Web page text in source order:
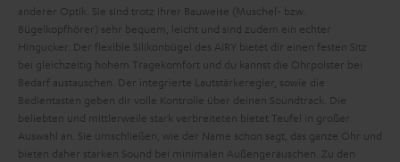
anderer Optik. Sie sind trotz ihrer Bauweise (Muschel- bzw.
Bügelkopfhörer) sehr bequem, leicht und sind zudem ein echter
Hingucker. Der flexible Silikonbügel des AIRY bietet dir einen festen Sitz
bei gleichzeitig hohem Tragekomfort und du kannst die Ohrpolster bei
Bedarf austauschen. Der integrierte Lautstärkeregler, sowie die
Bedientasten geben dir volle Kontrolle über deinen Soundtrack.
Die
beliebten und mittlerweile stark verbreiteten bietet Teufel in großer
Auswahl an. Sie umschließen, wie der Name schon sagt, das ganze Ohr und
bieten daher starken Sound bei minimalen Außengeräuschen. Zu den